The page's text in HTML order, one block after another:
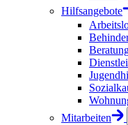
Hilfsangebote
Mitarbeiten